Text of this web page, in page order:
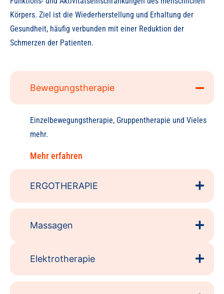
Körpers. Ziel ist die Wiederherstellung und Erhaltung der
Gesundheit, häufig verbunden mit einer Reduktion der
Schmerzen der Patienten.
Bewegungstherapie
Einzelbewegungstherapie, Gruppentherapie und Vieles
mehr.
Mehr erfahren
ERGOTHERAPIE
Massagen
Elektrotherapie